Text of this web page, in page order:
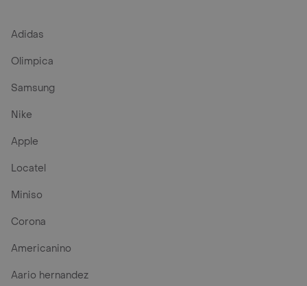
Adidas
Olimpica
Samsung
Nike
Apple
Locatel
Miniso
Corona
Americanino
Aario hernandez